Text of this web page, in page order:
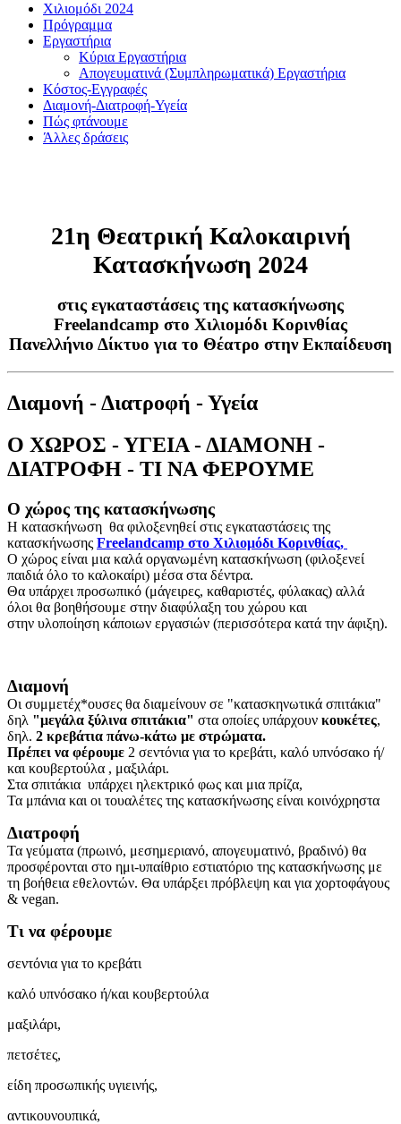
Χιλιομόδι 2024
Πρόγραμμα
Εργαστήρια
Κύρια Εργαστήρια
Απογευματινά (Συμπληρωματικά) Εργαστήρια
Κόστος-Εγγραφές
Διαμονή-Διατροφή-Υγεία
Πώς φτάνουμε
Άλλες δράσεις
21η Θεατρική Καλοκαιρινή
Κατασκήνωση 2024
στις εγκαταστάσεις της κατασκήνωσης
Freelandcamp στο Χιλιομόδι Κορινθίας
Πανελλήνιο Δίκτυο για το Θέατρο στην Εκπαίδευση
Διαμονή - Διατροφή - Υγεία
Ο ΧΩΡΟΣ - ΥΓΕΙΑ - ΔΙΑΜΟΝΗ -
ΔΙΑΤΡΟΦΗ - ΤΙ ΝΑ ΦΕΡΟΥΜΕ
Ο χώρος της κατασκήνωσης
Η κατασκήνωση θα φιλοξενηθεί στις εγκαταστάσεις της
κατασκήνωσης Freelandcamp στο Χιλιομόδι Κορινθίας,
Ο χώρος είναι μια καλά οργανωμένη κατασκήνωση (φιλοξενεί
παιδιά όλο το καλοκαίρι) μέσα στα δέντρα.
Θα υπάρχει προσωπικό (μάγειρες, καθαριστές, φύλακας) αλλά
όλοι θα βοηθήσουμε στην διαφύλαξη του χώρου και
στην υλοποίηση κάποιων εργασιών (περισσότερα κατά την άφιξη).
Διαμονή
Οι συμμετέχ*ουσες θα διαμείνουν σε "κατασκηνωτικά σπιτάκια"
δηλ "μεγάλα ξύλινα σπιτάκια" στα οποίες υπάρχουν κουκέτες,
δηλ. 2 κρεβάτια πάνω-κάτω με στρώματα.
Πρέπει να φέρουμε 2 σεντόνια για το κρεβάτι, καλό υπνόσακο ή/
και κουβερτούλα , μαξιλάρι.
Στα σπιτάκια υπάρχει ηλεκτρικό φως και μια πρίζα,
Τα μπάνια και οι τουαλέτες της κατασκήνωσης είναι κοινόχρηστα
Διατροφή
Τα γεύματα (πρωινό, μεσημεριανό, απογευματινό, βραδινό) θα
προσφέρονται στο ημι-υπαίθριο εστιατόριο της κατασκήνωσης με
τη βοήθεια εθελοντών. Θα υπάρξει πρόβλεψη και για χορτοφάγους
& vegan.
Τι να φέρουμε
σεντόνια για το κρεβάτι
καλό υπνόσακο ή/και κουβερτούλα
μαξιλάρι,
πετσέτες,
είδη προσωπικής υγιεινής,
αντικουνουπικά,